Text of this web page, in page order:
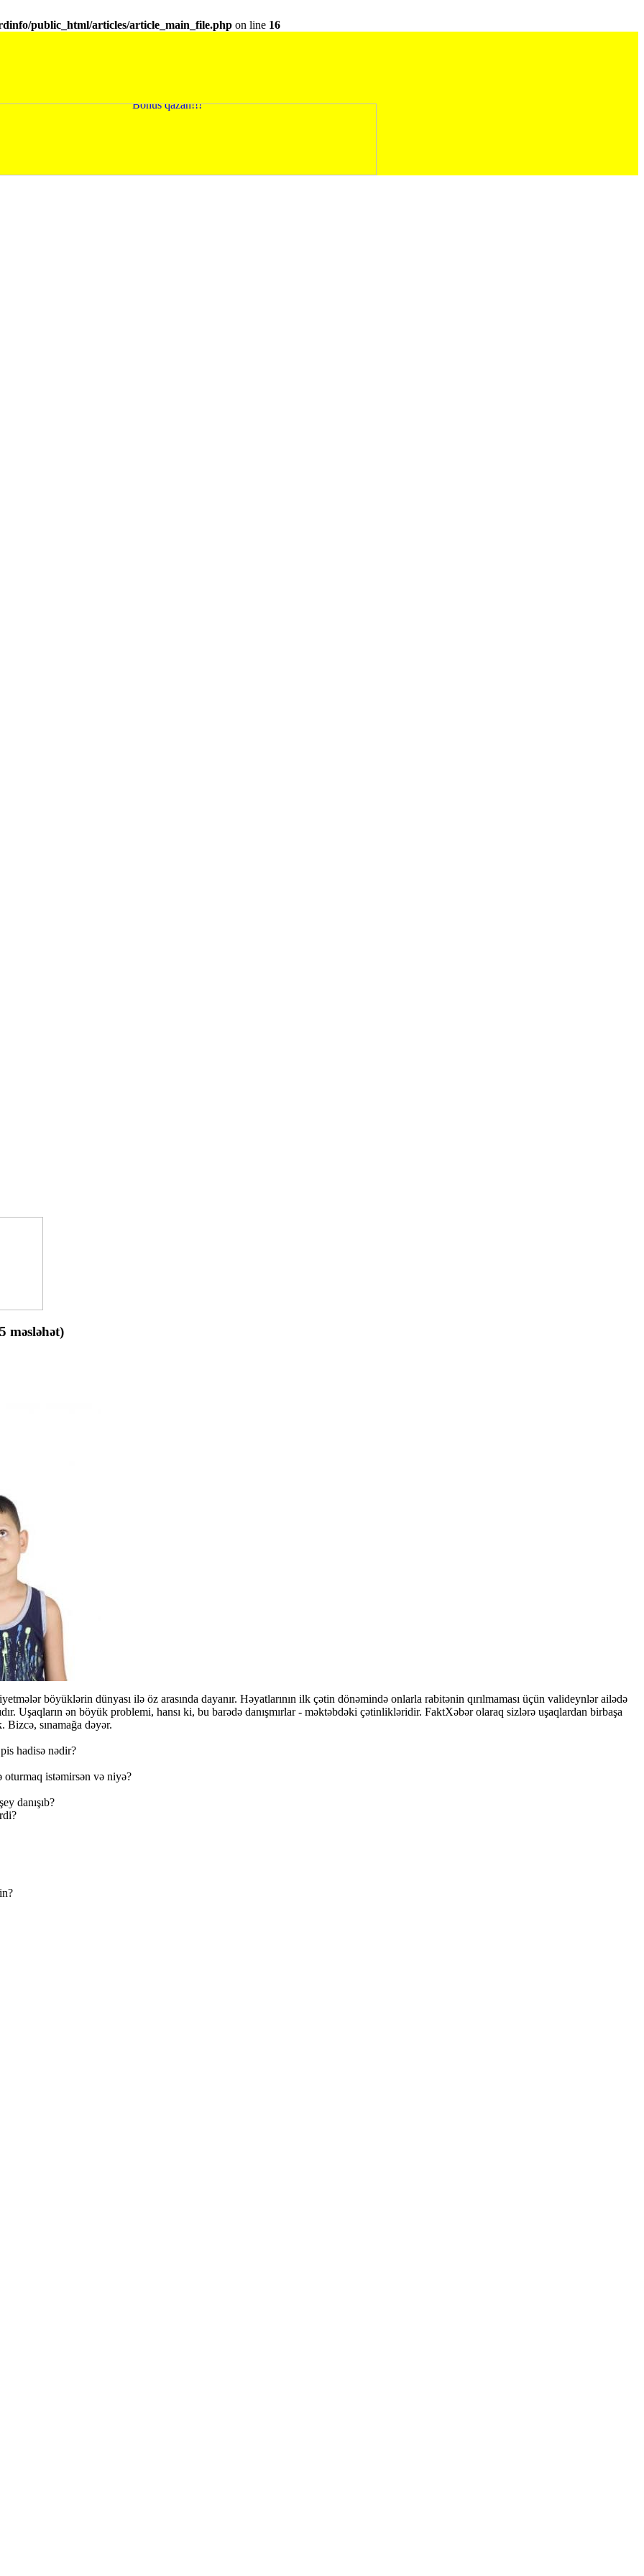
public_html/articles/article_main_file.php on line 16
məsləhət)
böyüklərin dünyası ilə öz arasında dayanır. Həyatlarının ilk çətin dönəmində onlarla rabitənin qırılmaması üçün valideynlər ailədə
Uşaqların ən böyük problemi, hansı ki, bu barədə danışmırlar - məktəbdəki çətinlikləridir. FaktXəbər olaraq sizlərə uşaqlardan birbaşa
sınamağa dəyər.
hadisə nədir?
istəmirsən və niyə?
danışıb?